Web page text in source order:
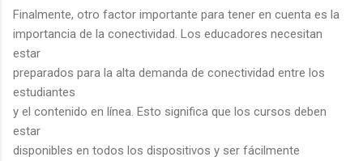
Finalmente, otro factor importante para tener en cuenta es la
importancia de la conectividad. Los educadores necesitan
estar
preparados para la alta demanda de conectividad entre los
estudiantes
y el contenido en línea. Esto significa que los cursos deben
estar
disponibles en todos los dispositivos y ser fácilmente